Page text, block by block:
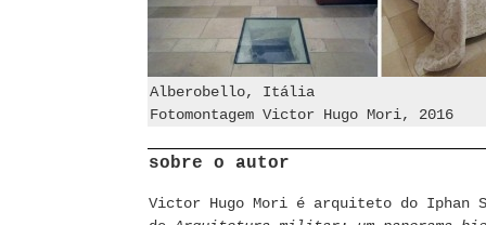
Alberobello, Itália
Fotomontagem Victor Hugo Mori, 2016
sobre o autor
Victor Hugo Mori é arquiteto do Iphan